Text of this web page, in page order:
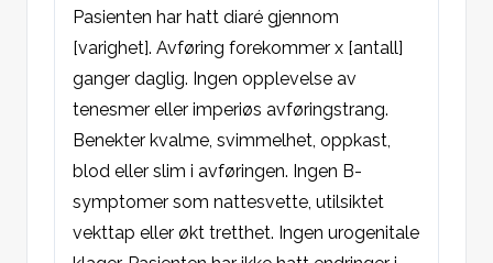
Pasienten har hatt diaré gjennom
[varighet]. Avføring forekommer x [antall]
ganger daglig. Ingen opplevelse av
tenesmer eller imperiøs avføringstrang.
Benekter kvalme, svimmelhet, oppkast,
blod eller slim i avføringen. Ingen B-
symptomer som nattesvette, utilsiktet
vekttap eller økt tretthet. Ingen urogenitale